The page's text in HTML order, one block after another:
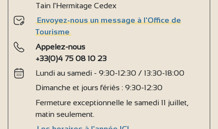
Tain l'Hermitage Cedex
Envoyez-nous un message à l'Office de
Tourisme
Appelez-nous
+33(0)4 75 08 10 23
Lundi au samedi - 9:30-12:30 / 13:30-18:00
Dimanche et jours fériés : 9:30-12:30
Fermeture exceptionnelle le samedi 11 juillet,
matin seulement.